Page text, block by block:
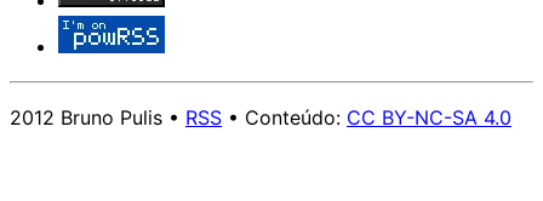
2012 Bruno Pulis • RSS • Conteúdo: CC BY-NC-SA 4.0